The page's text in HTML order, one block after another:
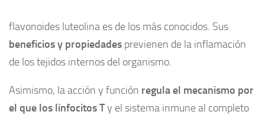
flavonoides luteolina es de los más conocidos. Sus
beneficios y propiedades previenen de la inflamación
de los tejidos internos del organismo.
Asimismo, la acción y función regula el mecanismo por
el que los linfocitos Ty el sistema inmune al completo